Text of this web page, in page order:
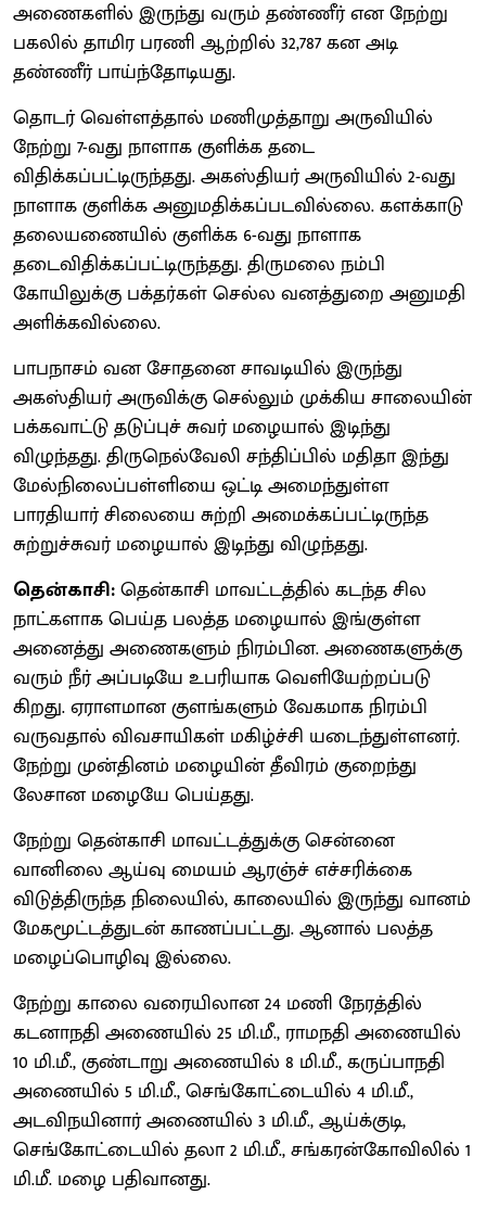
அணைகளில் இருந்து வரும் தண்ணீர் என நேற்று
பகலில் தாமிர பரணி ஆற்றில் 32,787 கன அடி
தண்ணீர் பாய்ந்தோடியது.
தொடர் வெள்ளத்தால் மணிமுத்தாறு அருவியில்
நேற்று 7-வது நாளாக குளிக்க தடை
விதிக்கப்பட்டிருந்தது. அகஸ்தியர் அருவியில் 2-வது
நாளாக குளிக்க அனுமதிக்கப்படவில்லை. களக்காடு
தலையணையில் குளிக்க 6-வது நாளாக
தடைவிதிக்கப்பட்டிருந்தது. திருமலை நம்பி
கோயிலுக்கு பக்தர்கள் செல்ல வனத்துறை அனுமதி
அளிக்கவில்லை.
பாபநாசம் வன சோதனை சாவடியில் இருந்து
அகஸ்தியர் அருவிக்கு செல்லும் முக்கிய சாலையின்
பக்கவாட்டு தடுப்புச் சுவர் மழையால் இடிந்து
விழுந்தது. திருநெல்வேலி சந்திப்பில் மதிதா இந்து
மேல்நிலைப்பள்ளியை ஒட்டி அமைந்துள்ள
பாரதியார் சிலையை சுற்றி அமைக்கப்பட்டிருந்த
சுற்றுச்சுவர் மழையால் இடிந்து விழுந்தது.
தென்காசி:தென்காசி மாவட்டத்தில் கடந்த சில
நாட்களாக பெய்த பலத்த மழையால் இங்குள்ள
அனைத்து அணைகளும் நிரம்பின. அணைகளுக்கு
வரும் நீர் அப்படியே உபரியாக வெளியேற்றப்படு
கிறது. ஏராளமான குளங்களும் வேகமாக நிரம்பி
வருவதால் விவசாயிகள் மகிழ்ச்சி யடைந்துள்ளனர்.
நேற்று முன்தினம் மழையின் தீவிரம் குறைந்து
லேசான மழையே பெய்தது.
நேற்று தென்காசி மாவட்டத்துக்கு சென்னை
வானிலை ஆய்வு மையம் ஆரஞ்ச் எச்சரிக்கை
விடுத்திருந்த நிலையில், காலையில் இருந்து வானம்
மேகமூட்டத்துடன் காணப்பட்டது. ஆனால் பலத்த
மழைப்பொழிவு இல்லை.
நேற்று காலை வரையிலான 24 மணி நேரத்தில்
கடனாநதி அணையில் 25 மி.மீ., ராமநதி அணையில்
10 மி.மீ., குண்டாறு அணையில் 8 மி.மீ., கருப்பாநதி
அணையில் 5 மி.மீ., செங்கோட்டையில் 4 மி.மீ.,
அடவிநயினார் அணையில் 3 மி.மீ., ஆய்க்குடி,
செங்கோட்டையில் தலா 2 மி.மீ., சங்கரன்கோவிலில் 1
மி.மீ. மழை பதிவானது.